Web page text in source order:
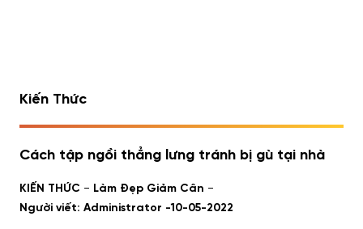
Kiến Thức
Cách tập ngồi thẳng lưng tránh bị gù tại nhà
KIẾN THỨC - Làm Đẹp Giảm Cân -
Người viết: Administrator -10-05-2022